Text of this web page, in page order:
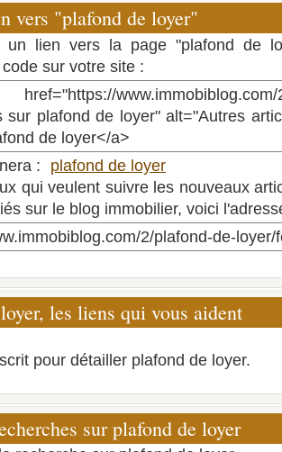
vers "plafond de loyer"
un lien vers la page "plafond de
sur votre site :
www.immobiblog.com/2/
sur plafond de loyer" alt="Autres
de loyer</a>
:
plafond de loyer
qui veulent suivre les nouveaux
sur le blog immobilier, voici
2/plafond-de-loyer/
les liens qui vous aident
pour détailler plafond de loyer.
sur plafond de loyer